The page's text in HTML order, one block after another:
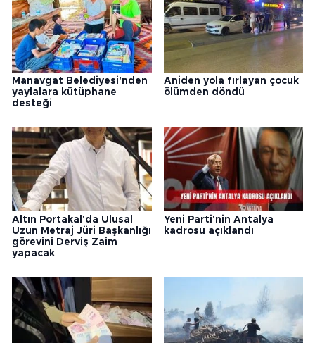
Manavgat Belediyesi'nden
yaylalara kütüphane
desteği
Aniden yola fırlayan çocuk
ölümden döndü
Altın Portakal'da Ulusal
Uzun Metraj Jüri Başkanlığı
görevini Derviş Zaim
yapacak
Yeni Parti'nin Antalya
kadrosu açıklandı